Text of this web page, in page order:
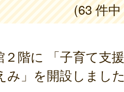
(63 件
２階に 「子育て支
」を開設しまし